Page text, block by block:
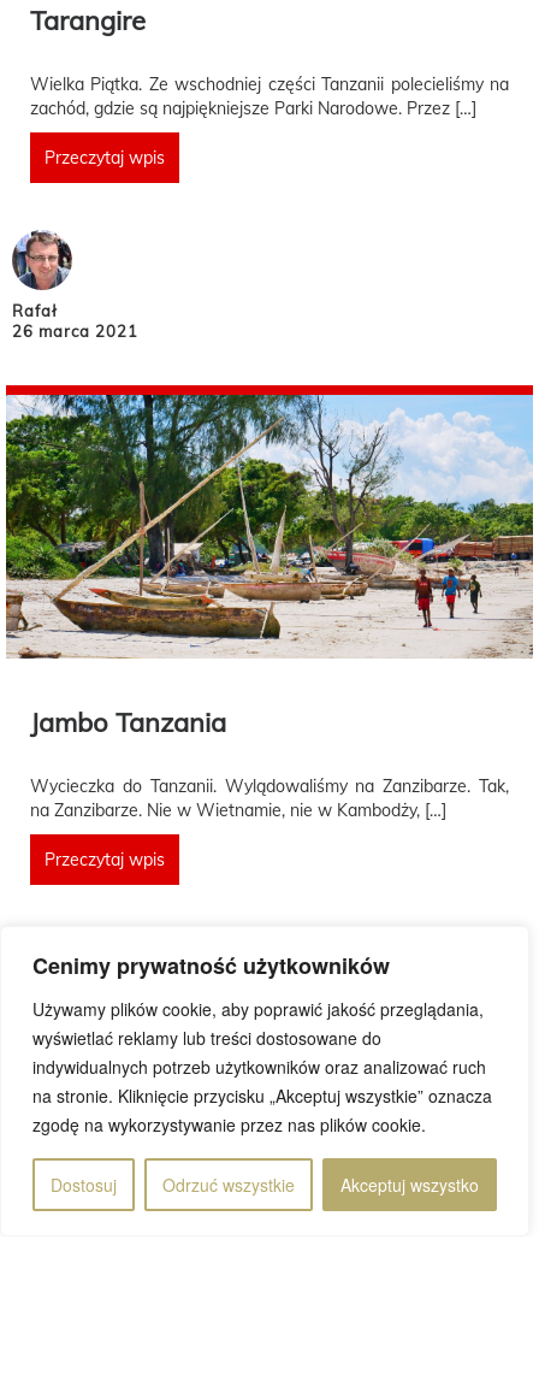
Cenimy prywatność użytkowników
Używamy plików cookie, aby poprawić jakość przeglądania,
wyświetlać reklamy lub treści dostosowane do
indywidualnych potrzeb użytkowników oraz analizować ruch
na stronie. Kliknięcie przycisku „Akceptuj wszystkie” oznacza
zgodę na wykorzystywanie przez nas plików cookie.
Dostosuj Odrzuć wszystkie Akceptuj wszystko
Tarangire
Wielka Piątka. Ze wschodniej części Tanzanii polecieliśmy na
zachód, gdzie są najpiękniejsze Parki Narodowe. Przez […]
Przeczytaj wpis
Rafał
26 marca 2021
Jambo Tanzania
Wycieczka do Tanzanii. Wylądowaliśmy na Zanzibarze. Tak,
na Zanzibarze. Nie w Wietnamie, nie w Kambodży, […]
Przeczytaj wpis
Rafał
24 marca 2021